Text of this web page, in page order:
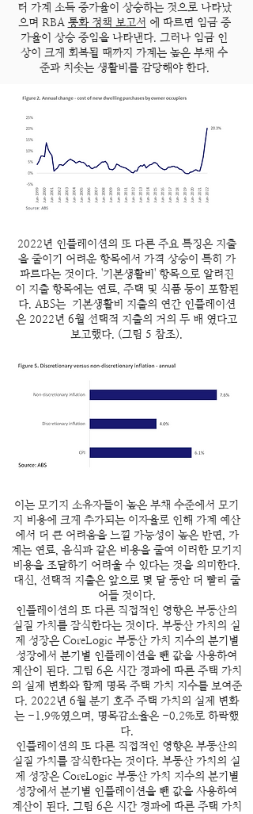
터 가계 소득 증가율이 상승하는 것으로 나타났
으며 RBA 통화 정책 보고서 에 따르면 임금 증
가율이 상승 중임을 나타낸다. 그러나 임금 인
상이 크게 회복될 때까지 가계는 높은 부채 수
준과 치솟는 생활비를 감당해야 한다.
2022년 인플레이션의 또 다른 주요 특징은 지출
을 줄이기 어려운 항목에서 가격 상승이 특히 가
파르다는 것이다. '기본생활비' 항목으로 알려진
이 지출 항목에는 연료, 주택 및 식품 등이 포함된
다. ABS는 기본생활비 지출의 연간 인플레이션
은 2022년 6월 선택적 지출의 거의 두 배 였다고
보고했다. (그림 5 참조).
이는 모기지 소유자들이 높은 부채 수준에서 모기
지 비용에 크게 추가되는 이자율로 인해 가계 예산
에서 더 큰 어려움을 느낄 가능성이 높은 반면, 가
계는 연료, 음식과 같은 비용을 줄여 이러한 모기지
비용을 조달하기 어려울 수 있다는 것을 의미한다.
대신, 선택적 지출은 앞으로 몇 달 동안 더 빨리 줄
어들 것이다.
인플레이션의 또 다른 직접적인 영향은 부동산의
실질 가치를 잠식한다는 것이다. 부동산 가치의 실
제 성장은 CoreLogic 부동산 가치 지수의 분기별
성장에서 분기별 인플레이션을 뺀 값을 사용하여
계산이 된다. 그림 6은 시간 경과에 따른 주택 가치
의 실제 변화와 함께 명목 주택 가치 지수를 보여준
다. 2022년 6월 분기 호주 주택 가치의 실제 변화
는 -1.9%였으며, 명목감소율은 -0.2%로 하락했
다.
인플레이션의 또 다른 직접적인 영향은 부동산의
실질 가치를 잠식한다는 것이다. 부동산 가치의 실
제 성장은 CoreLogic 부동산 가치 지수의 분기별
성장에서 분기별 인플레이션을 뺀 값을 사용하여
계산이 된다. 그림 6은 시간 경과에 따른 주택 가치